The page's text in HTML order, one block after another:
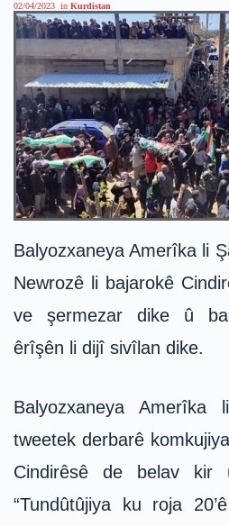
02/04/2023 in Kurdistan
Balyozxaneya Amerîka li
Newrozê li bajarokê
ve şermezar dike û
êrîşên li dijî sivîlan dike.
Balyozxaneya
tweetek derbarê
Cindirêsê de belav kir
“Tundûtûjiya ku roja